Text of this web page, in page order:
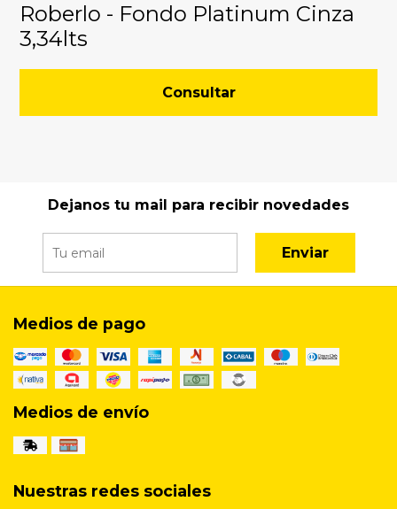
Roberlo - Fondo Platinum Cinza
3,34lts
Consultar
Dejanos tu mail para recibir novedades
Enviar
Medios de pago
Medios de envío
Nuestras redes sociales